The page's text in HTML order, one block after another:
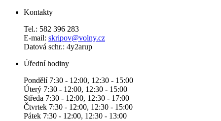
Kontakty
Tel.: 582 396 283
E-mail: skripov@volny.cz
Datová schr.: 4y2arup
Úřední hodiny
Pondělí 7:30 - 12:00, 12:30 - 15:00
Úterý 7:30 - 12:00, 12:30 - 15:00
Středa 7:30 - 12:00, 12:30 - 17:00
Čtvrtek 7:30 - 12:00, 12:30 - 15:00
Pátek 7:30 - 12:00, 12:30 - 13:00